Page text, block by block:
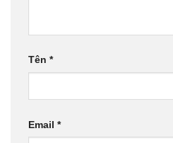
Tên *
Email *